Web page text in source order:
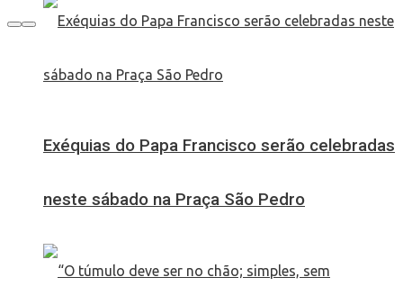
Exéquias do Papa Francisco serão celebradas
neste sábado na Praça São Pedro